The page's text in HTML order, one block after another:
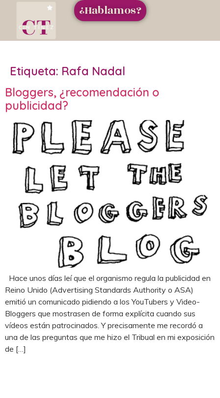
¿Hablamos?
Etiqueta: Rafa Nadal
Bloggers, ¿recomendación o
publicidad?
Hace unos días leí que el organismo regula la publicidad en
Reino Unido (Advertising Standards Authority o ASA)
emitió un comunicado pidiendo a los YouTubers y Video-
Bloggers que mostrasen de forma explícita cuando sus
vídeos están patrocinados. Y precisamente me recordó a
una de las preguntas que me hizo el Tribual en mi exposición
de […]